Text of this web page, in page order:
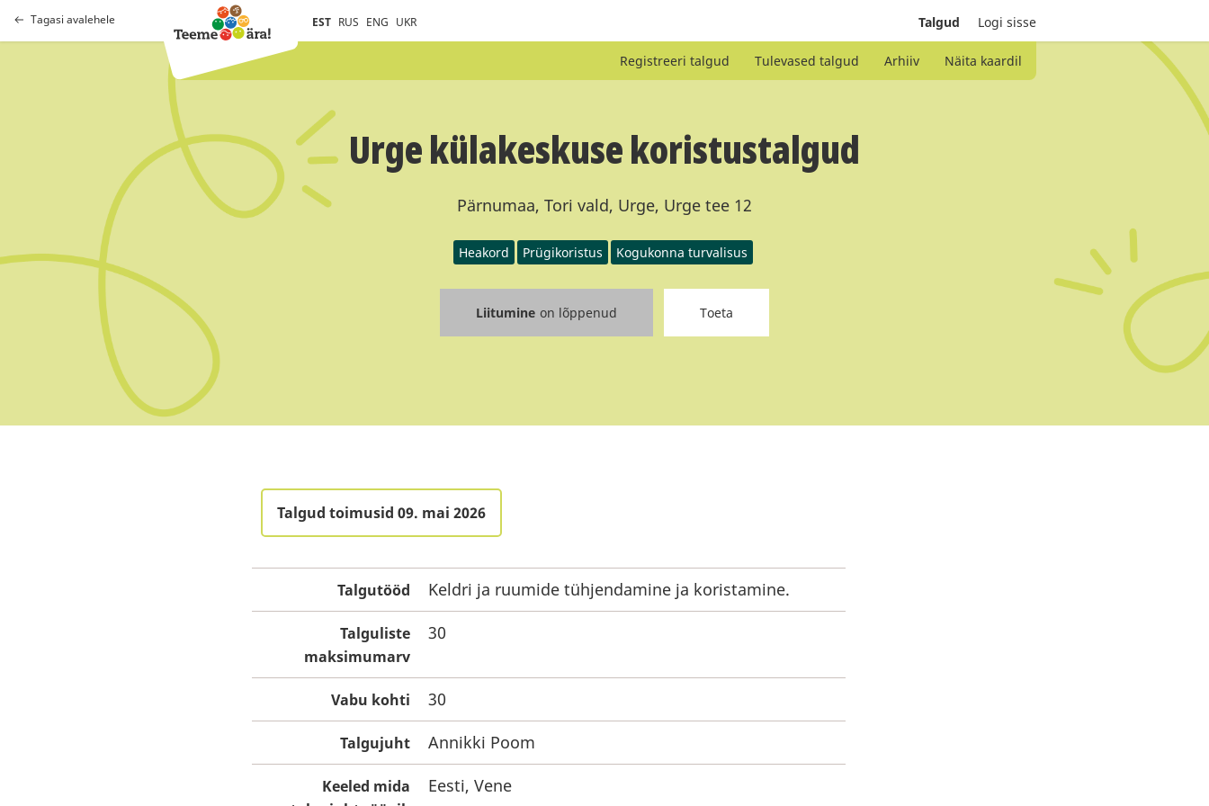
Tagasi avalehele EST RUS ENG UKR Talgud Logi sisse
Registreeri talgud Tulevased talgud Arhiiv Näita kaardil
Urge külakeskuse koristustalgud
Pärnumaa, Tori vald, Urge, Urge tee 12
Heakord Prügikoristus Kogukonna turvalisus
Liitumine on lõppenud Toeta
Talgud toimusid 09. mai 2026
Talgutööd Keldri ja ruumide tühjendamine ja koristamine.
Talguliste
maksimumarv
30
Vabu kohti 30
Talgujuht Annikki Poom
Keeled mida
Eesti, Vene